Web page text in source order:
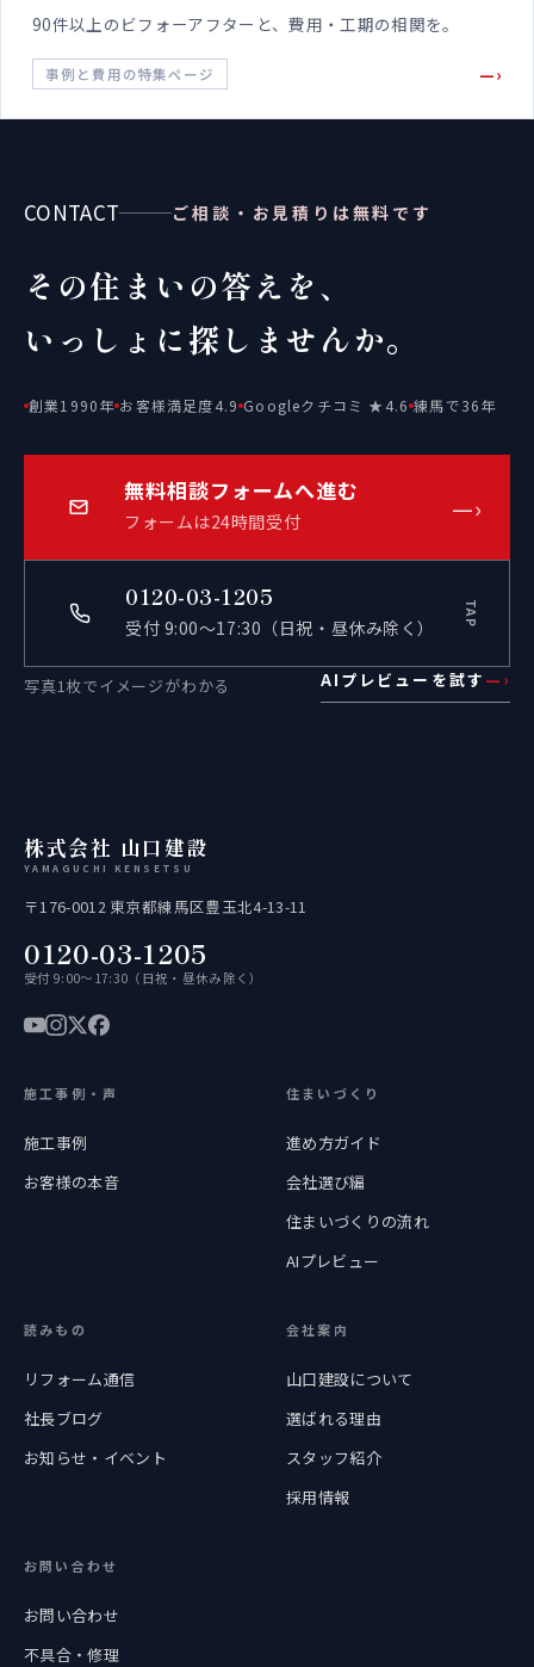
90件以上のビフォーアフターと、費用・工期の相関を。
事例と費用の特集ページ —›
CONTACT ご相談・お見積りは無料です
その住まいの答えを、
いっしょに探しませんか。
創業1990年 お客様満足度4.9 Googleクチコミ ★4.6 練馬で36年
無料相談フォームへ進む
フォームは24時間受付 —›
0120-03-1205
受付 9:00〜17:30（日祝・昼休み除く） TAP
写真1枚でイメージがわかる AIプレビューを試す —›
株式会社 山口建設
YAMAGUCHI KENSETSU
〒176-0012 東京都練馬区豊玉北4-13-11
0120-03-1205
受付 9:00〜17:30（日祝・昼休み除く）
施工事例・声
施工事例
お客様の本音
住まいづくり
進め方ガイド
会社選び編
住まいづくりの流れ
AIプレビュー
読みもの
リフォーム通信
社長ブログ
お知らせ・イベント
会社案内
山口建設について
選ばれる理由
スタッフ紹介
採用情報
お問い合わせ
お問い合わせ
不具合・修理